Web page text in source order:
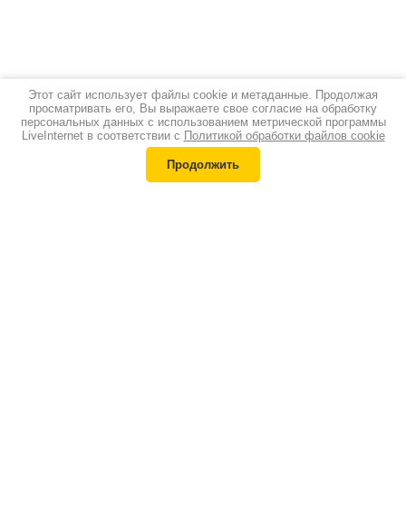
Этот сайт использует файлы cookie и метаданные. Продолжая
просматривать его, Вы выражаете свое согласие на обработку
персональных данных с использованием метрической программы
LiveInternet в соответствии с Политикой обработки файлов cookie
Продолжить